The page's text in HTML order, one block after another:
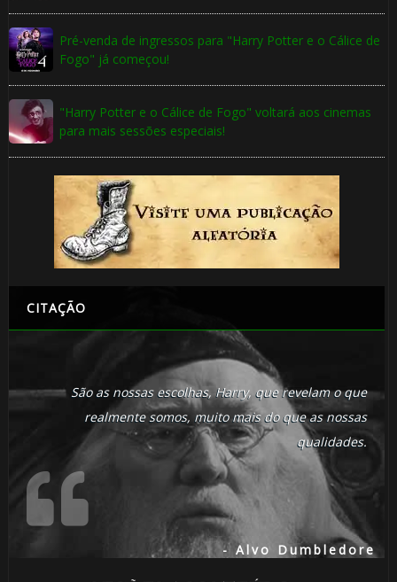
Pré-venda de ingressos para "Harry Potter e o Cálice de
Fogo" já começou!
"Harry Potter e o Cálice de Fogo" voltará aos cinemas
para mais sessões especiais!
CITAÇÃO
São as nossas escolhas, Harry, que revelam o que
realmente somos, muito mais do que as nossas
qualidades.
- Alvo Dumbledore